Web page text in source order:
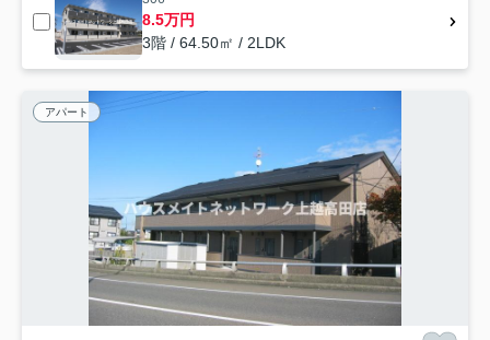
8.5万円
3階 / 64.50㎡ / 2LDK
アパート